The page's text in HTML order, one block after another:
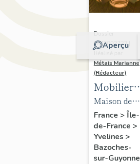
Aperçu
Dossier
IM78002723 |
Métais Marianne
(Rédacteur)
Mobilier
de la
maison
Louis
Carré
Maison de
villégiature
dite maison
Louis Carré
France > Île-
de-France >
Yvelines>
Bazoches-
sur-Guyonne